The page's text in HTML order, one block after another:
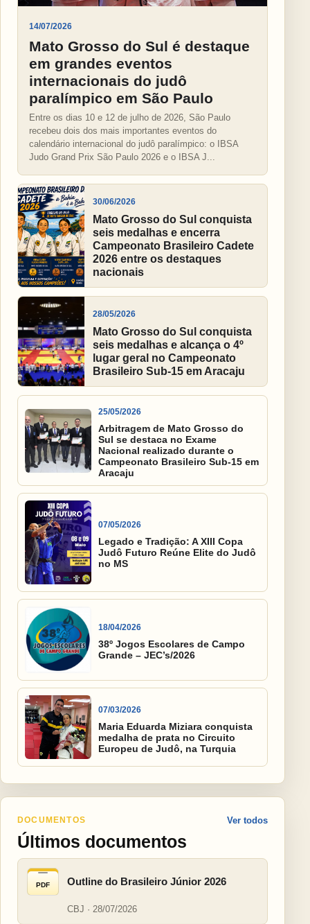
14/07/2026
Mato Grosso do Sul é destaque
em grandes eventos
internacionais do judô
paralímpico em São Paulo
Entre os dias 10 e 12 de julho de 2026, São Paulo
recebeu dois dos mais importantes eventos do
calendário internacional do judô paralímpico: o IBSA
Judo Grand Prix São Paulo 2026 e o IBSA J...
30/06/2026
Mato Grosso do Sul conquista
seis medalhas e encerra
Campeonato Brasileiro Cadete
2026 entre os destaques
nacionais
28/05/2026
Mato Grosso do Sul conquista
seis medalhas e alcança o 4º
lugar geral no Campeonato
Brasileiro Sub-15 em Aracaju
25/05/2026
Arbitragem de Mato Grosso do
Sul se destaca no Exame
Nacional realizado durante o
Campeonato Brasileiro Sub-15 em
Aracaju
07/05/2026
Legado e Tradição: A XIII Copa
Judô Futuro Reúne Elite do Judô
no MS
18/04/2026
38º Jogos Escolares de Campo
Grande – JEC’s/2026
07/03/2026
Maria Eduarda Miziara conquista
medalha de prata no Circuito
Europeu de Judô, na Turquia
DOCUMENTOS
Últimos documentos
Ver todos
PDF Outline do Brasileiro Júnior 2026
CBJ · 28/07/2026